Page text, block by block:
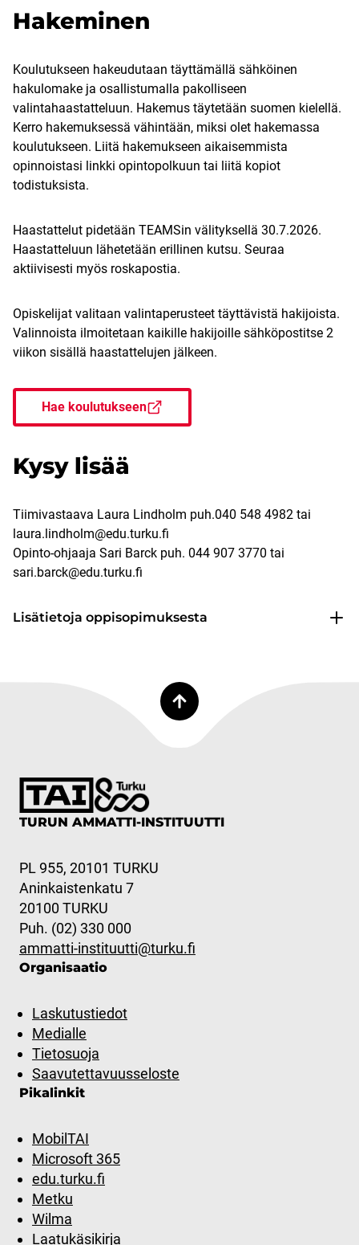
Hakeminen
Koulutukseen hakeudutaan täyttämällä sähköinen
hakulomake ja osallistumalla pakolliseen
valintahaastatteluun. Hakemus täytetään suomen kielellä.
Kerro hakemuksessä vähintään, miksi olet hakemassa
koulutukseen. Liitä hakemukseen aikaisemmista
opinnoistasi linkki opintopolkuun tai liitä kopiot
todistuksista.
Haastattelut pidetään TEAMSin välityksellä 30.7.2026.
Haastatteluun lähetetään erillinen kutsu. Seuraa
aktiivisesti myös roskapostia.
Opiskelijat valitaan valintaperusteet täyttävistä hakijoista.
Valinnoista ilmoitetaan kaikille hakijoille sähköpostitse 2
viikon sisällä haastattelujen jälkeen.
Hae koulutukseen
Kysy lisää
Tiimivastaava Laura Lindholm puh.040 548 4982 tai
laura.lindholm@edu.turku.fi
Opinto-ohjaaja Sari Barck puh. 044 907 3770 tai
sari.barck@edu.turku.fi
Lisätietoja oppisopimuksesta
TURUN AMMATTI-INSTITUUTTI
PL 955, 20101 TURKU
Aninkaistenkatu 7
20100 TURKU
Puh. (02) 330 000
ammatti-instituutti@turku.fi
Organisaatio
Laskutustiedot
Medialle
Tietosuoja
Saavutettavuusseloste
Pikalinkit
MobilTAI
Microsoft 365
edu.turku.fi
Metku
Wilma
Laatukäsikirja